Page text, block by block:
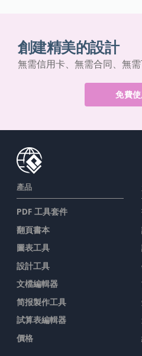
創建精美的設計
無需信用卡、無需合同、無需
免費
產品
PDF 工具套件
翻頁書本
圖表工具
設計工具
文檔編輯器
简报製作工具
試算表編輯器
價格